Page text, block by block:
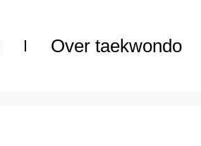
Over taekwondo